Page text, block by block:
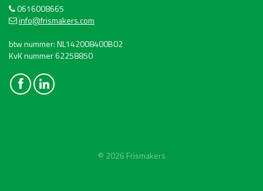
0616008665
info@frismakers.com
btw nummer: NL142008400B02
KvK nummer 62258850
© 2026 Frismakers